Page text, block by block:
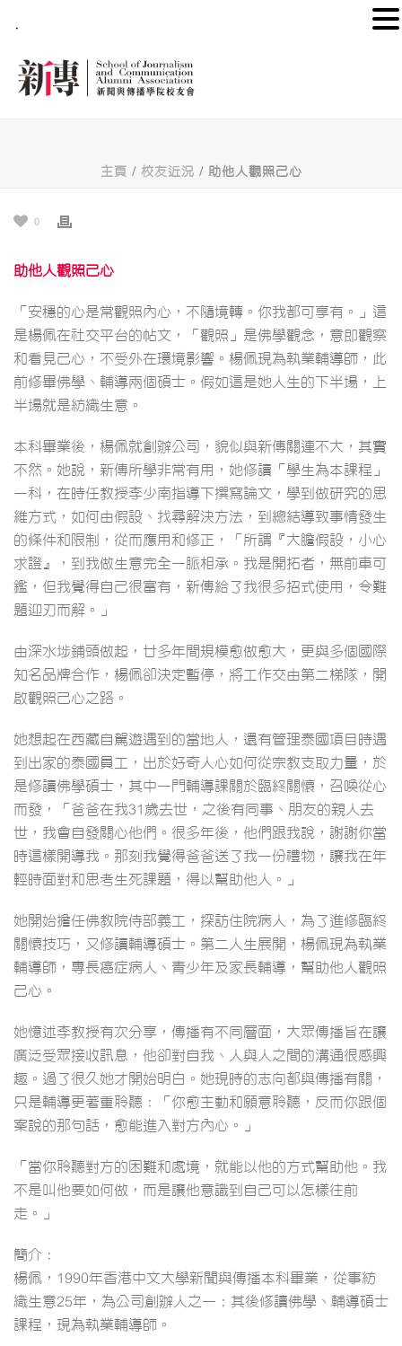
主頁 / 校友近況 / 助他人觀照己心
0
助他人觀照己心
「安穩的心是常觀照內心，不隨境轉。你我都可享有。」這
是楊佩在社交平台的帖文，「觀照」是佛學觀念，意即觀察
和看見己心，不受外在環境影響。楊佩現為執業輔導師，此
前修畢佛學、輔導兩個碩士。假如這是她人生的下半場，上
半場就是紡織生意。
本科畢業後，楊佩就創辦公司，貌似與新傳關連不大，其實
不然。她說，新傳所學非常有用，她修讀「學生為本課程」
一科，在時任教授李少南指導下撰寫論文，學到做研究的思
維方式，如何由假設、找尋解決方法，到總結導致事情發生
的條件和限制，從而應用和修正，「所謂『大膽假設，小心
求證』，到我做生意完全一脈相承。我是開拓者，無前車可
鑑，但我覺得自己很富有，新傳給了我很多招式使用，令難
題迎刃而解。」
由深水埗鋪頭做起，廿多年間規模愈做愈大，更與多個國際
知名品牌合作，楊佩卻決定暫停，將工作交由第二梯隊，開
啟觀照己心之路。
她想起在西藏自駕遊遇到的當地人，還有管理泰國項目時遇
到出家的泰國員工，出於好奇人心如何從宗教支取力量，於
是修讀佛學碩士，其中一門輔導課關於臨終關懷，召喚從心
而發，「爸爸在我31歲去世，之後有同事、朋友的親人去
世，我會自發關心他們。很多年後，他們跟我說，謝謝你當
時這樣開導我。那刻我覺得爸爸送了我一份禮物，讓我在年
輕時面對和思考生死課題，得以幫助他人。」
她開始擔任佛教院侍部義工，探訪住院病人，為了進修臨終
關懷技巧，又修讀輔導碩士。第二人生展開，楊佩現為執業
輔導師，專長癌症病人、青少年及家長輔導，幫助他人觀照
己心。
她憶述李教授有次分享，傳播有不同層面，大眾傳播旨在讓
廣泛受眾接收訊息，他卻對自我、人與人之間的溝通很感興
趣。過了很久她才開始明白。她現時的志向都與傳播有關，
只是輔導更著重聆聽：「你愈主動和願意聆聽，反而你跟個
案說的那句話，愈能進入對方內心。」
「當你聆聽對方的困難和處境，就能以他的方式幫助他。我
不是叫他要如何做，而是讓他意識到自己可以怎樣往前
走。」
簡介：
楊佩，1990年香港中文大學新聞與傳播本科畢業，從事紡
織生意25年，為公司創辦人之一；其後修讀佛學、輔導碩士
課程，現為執業輔導師。
.